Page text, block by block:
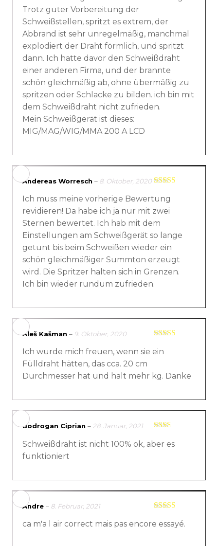
Trotz guter Vorbereitung der
Schweißstellen, spritzt es extrem, der
Abbrand ist sehr unregelmäßig, manchmal
explodiert der Draht förmlich, und spritzt
dann. Ich hatte davor den Schweißdraht
einer anderen Firma, und der brannte
schön gleichmäßig ab, ohne übermäßig zu
spritzen oder Schlacke zu bilden. ich bin mit
dem Schweißdraht nicht zufrieden.
Mein Schweißgerät ist dieses:
MIG/MAG/WIG/MMA 200 A LCD
5von 5
Andereas Worresch – 8. Oktober, 2020
Ich muss meine vorherige Bewertung
revidieren! Da habe ich ja nur mit zwei
Sternen bewertet. Ich hab mit dem
Einstellungen am Schweißgerät so lange
getunt bis beim Schweißen wieder ein
schön gleichmäßiger Summton erzeugt
wird. Die Spritzer halten sich in Grenzen.
Ich bin wieder rundum zufrieden.
5von 5
Aleš Kašman – 9. Oktober, 2020
Ich wurde mich freuen, wenn sie ein
Fülldraht hätten, das cca. 20 cm
Durchmesser hat und halt mehr kg. Danke
mit 2
Bodrogan Ciprian – 28. Januar, 2021
Schweißdraht ist nicht 100% ok, aber es
funktioniert
5 von 5
Andre – 8. Februar, 2021
ca m'a l air correct mais pas encore essayé.